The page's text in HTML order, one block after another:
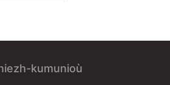
kumunioù